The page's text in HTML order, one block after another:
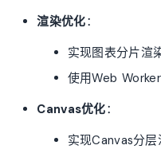
渲染优化：
实现图表分片渲
使用Web
Canvas优化：
实现Canvas分